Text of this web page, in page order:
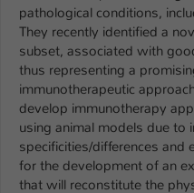
pathological conditions,
They recently identified a
subset, associated with
thus representing a
immunotherapeutic
develop immunotherapy
using animal models due to
specificities/differences and
for the development of an
that will reconstitute the
Anbieter TYPO3
Laufzeit 1 Tag
Zweck
Dieser
ein
zu